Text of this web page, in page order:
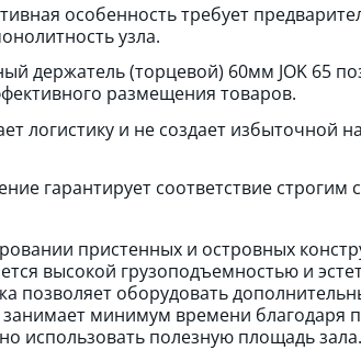
особенность требует
узла.
держатель (торцевой) 60мм JOK 65
размещения товаров.
логистику и не создает избыточной
гарантирует соответствие строгим
пристенных и островных
высокой грузоподъемностью и
позволяет оборудовать
минимум времени благодаря
использовать полезную площадь зала.